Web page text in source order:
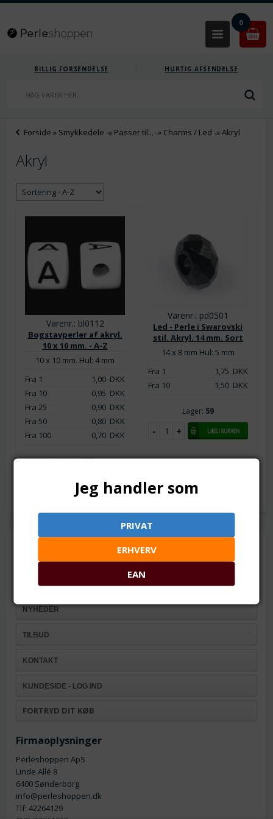
0
BILLIG FORSENDELSE HURTIG AFSENDELSE
Forside » Smykkedele -» Passer til... -» Charms / Led -»Akryl
Akryl
Varenr.: bl0112
Bogstavperler af akryl.
10 x 10 mm. - A-Z
10 x 10 mm. Hul: 4 mm
Fra 1
1,00DKK
Fra 10
0,95 DKK
Fra 25
0,90DKK
Fra 50
0,80DKK
Fra 100
0,70DKK
Lager:100
Varenr.: pd0501
Led - Perle i Swarovski
stil. Akryl. 14 mm. Sort
14 x 8 mm Hul: 5 mm
Fra 1
1,75 DKK
Fra 10
1,50DKK
Lager: 59
Handelsbetingelser
NYHEDER
TILBUD
KONTAKT
KUNDESIDE - LOG IND
FORTRYD DIT KØB
Firmaoplysninger
Perleshoppen ApS
Linde Allé 8
6400 Sønderborg
info@perleshoppen.dk
Tlf: 42264129
Jeg handler som
PRIVAT
ERHVERV
EAN